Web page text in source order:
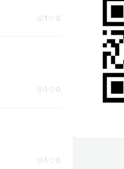
1 0
1 0
1 0